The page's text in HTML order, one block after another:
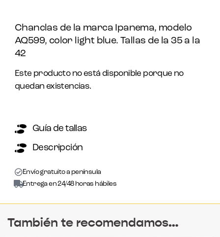
Chanclas de la marca Ipanema, modelo
AQ599, color light blue. Tallas de la 35 a la
42
Este producto no está disponible porque no
quedan existencias.
Guía de tallas
Descripción
Envío gratuito a península
Entrega en 24/48 horas hábiles
También te recomendamos…